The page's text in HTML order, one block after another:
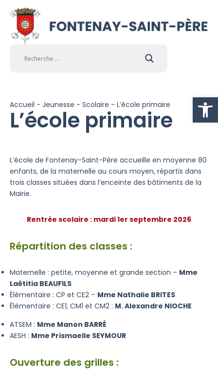
Ouvrir
Accueil - Jeunesse - Scolaire - L’école primaire
L’école primaire
L’école de Fontenay-Saint-Père accueille en moyenne 80
enfants, de la maternelle au cours moyen, répartis dans
trois classes situées dans l’enceinte des bâtiments de la
Mairie.
Rentrée scolaire : mardi 1er septembre 2026
Répartition des classes :
Maternelle : petite, moyenne et grande section – Mme
Laëtitia BEAUFILS
Élémentaire : CP et CE2 – Mme Nathalie BRITES
Élémentaire : CE1, CM1 et CM2 : M. Alexandre NIOCHE
ATSEM : Mme Manon BARRÉ
AESH : Mme Prismaelle SEYMOUR
Ouverture des grilles :